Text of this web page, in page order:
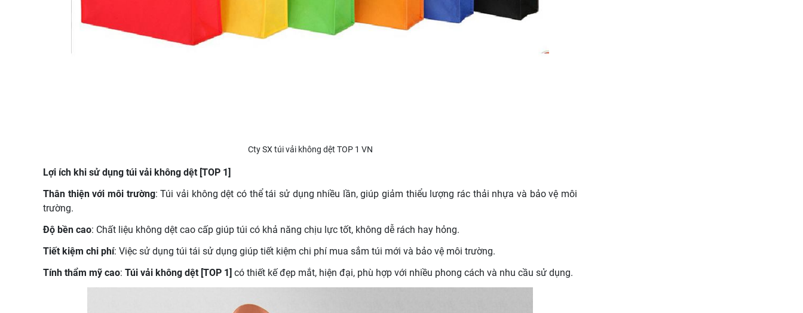
Cty SX túi vải không dệt TOP 1 VN
Lợi ích khi sử dụng túi vải không dệt [TOP 1]
Thân thiện với môi trường: Túi vải không dệt có thể tái sử dụng nhiều lần, giúp giảm thiểu lượng rác thải nhựa và bảo vệ môi
trường.
Độ bền cao: Chất liệu không dệt cao cấp giúp túi có khả năng chịu lực tốt, không dễ rách hay hỏng.
Tiết kiệm chi phí: Việc sử dụng túi tái sử dụng giúp tiết kiệm chi phí mua sắm túi mới và bảo vệ môi trường.
Tính thẩm mỹ cao: Túi vải không dệt [TOP 1] có thiết kế đẹp mắt, hiện đại, phù hợp với nhiều phong cách và nhu cầu sử dụng.